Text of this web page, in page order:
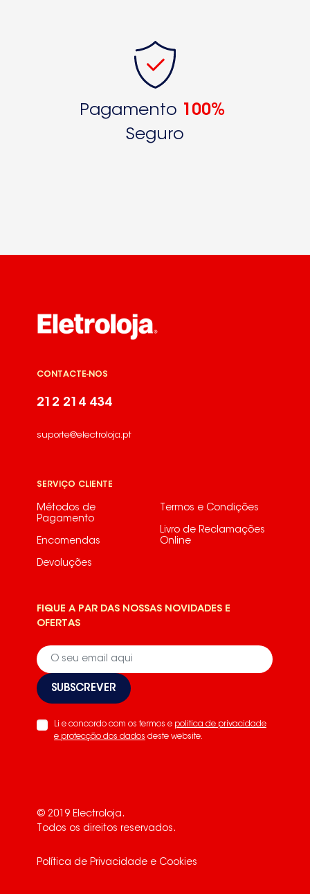
Pagamento
100%
Seguro
CONTACTE-NOS
212 214 434
suporte@electroloja.pt
SERVIÇO CLIENTE
Métodos de
Pagamento
Encomendas
Devoluções
Termos e Condições
Livro de Reclamações
Online
FIQUE A PAR DAS NOSSAS NOVIDADES E
OFERTAS
SUBSCREVER
Li e concordo com os termos e politica de privacidade
e protecção dos dados deste website.
© 2019 Electroloja.
Todos os direitos reservados.
Política de Privacidade e Cookies